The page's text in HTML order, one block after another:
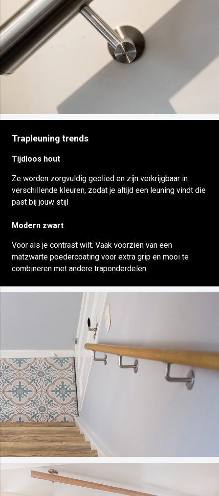
Trapleuning trends
Tijdloos hout
Ze worden zorgvuldig geolied en zijn verkrijgbaar in
verschillende kleuren, zodat je altijd een leuning vindt die
past bij jouw stijl
Modern zwart
Voor als je contrast wilt. Vaak voorzien van een
matzwarte poedercoating voor extra grip en mooi te
combineren met andere traponderdelen.